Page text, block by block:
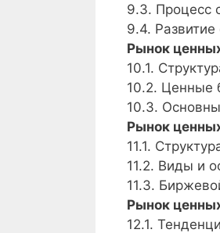
9.3. Процесс
9.4.
Рынок
10.1.
10.2. Ценные
10.3.
Рынок
11.1.
11.2. Виды и
11.3.
Рынок
12.1.